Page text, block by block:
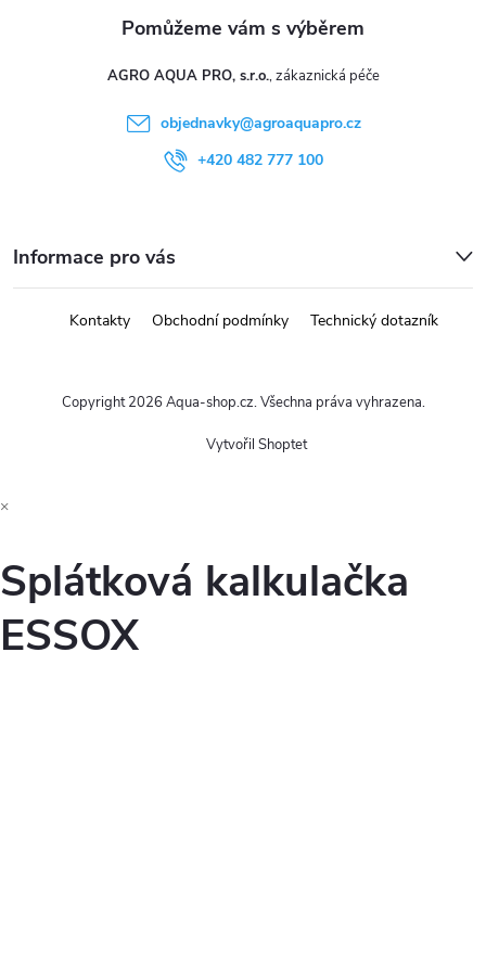
AGRO AQUA PRO, s.r.o.
objednavky@agroaquapro.cz
+420 482 777 100
Informace pro vás
Kontakty Obchodní podmínky Technický dotazník
Vytvořil Shoptet
Copyright 2026 Aqua-shop.cz. Všechna práva vyhrazena.
×
Splátková kalkulačka
ESSOX